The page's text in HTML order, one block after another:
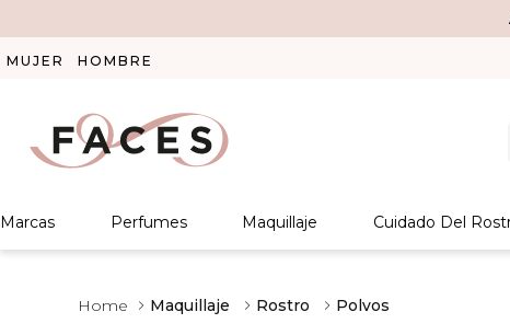
MUJER HOMBRE
Marcas Perfumes Maquillaje Cuidado Del
Maquillaje Rostro Polvos